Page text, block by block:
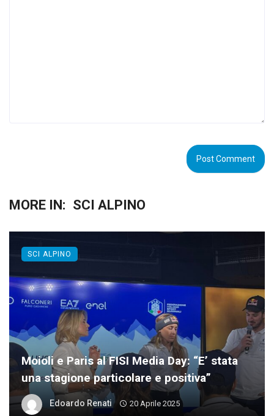
MORE IN: SCI ALPINO
Moioli e Paris al FISI Media Day: “E’ stata
una stagione particolare e positiva”
Edoardo Renati 20 Aprile 2025
SCI ALPINO